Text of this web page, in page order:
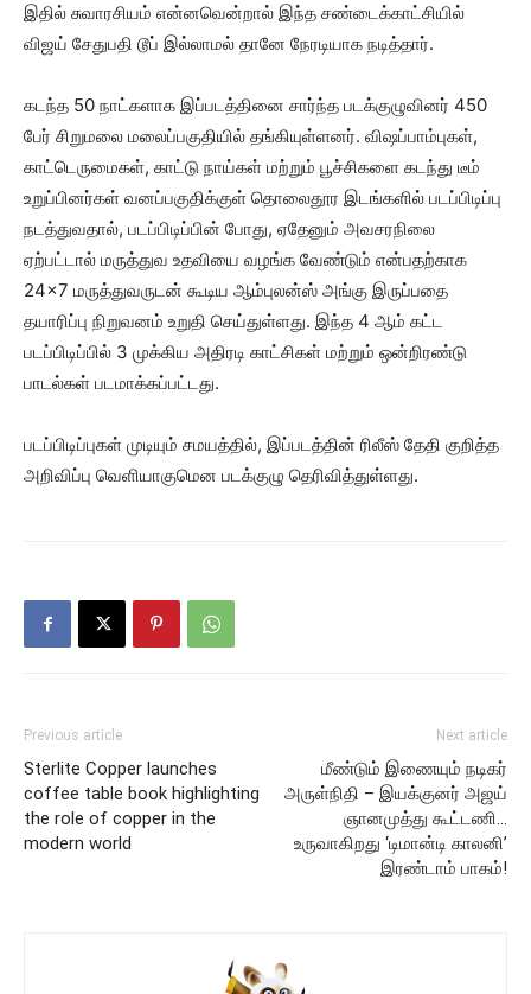
இதில் சுவாரசியம் என்னவென்றால் இந்த சண்டைக்காட்சியில்
விஜய் சேதுபதி டூப் இல்லாமல் தானே நேரடியாக நடித்தார்.
கடந்த 50 நாட்களாக இப்படத்தினை சார்ந்த படக்குழுவினர் 450
பேர் சிறுமலை மலைப்பகுதியில் தங்கியுள்ளனர். விஷப்பாம்புகள்,
காட்டெருமைகள், காட்டு நாய்கள் மற்றும் பூச்சிகளை கடந்து டீம்
உறுப்பினர்கள் வனப்பகுதிக்குள் தொலைதூர இடங்களில் படப்பிடிப்பு
நடத்துவதால், படப்பிடிப்பின் போது, ஏதேனும் அவசரநிலை
ஏற்பட்டால் மருத்துவ உதவியை வழங்க வேண்டும் என்பதற்காக
24×7 மருத்துவருடன் கூடிய ஆம்புலன்ஸ் அங்கு இருப்பதை
தயாரிப்பு நிறுவனம் உறுதி செய்துள்ளது. இந்த 4 ஆம் கட்ட
படப்பிடிப்பில் 3 முக்கிய அதிரடி காட்சிகள் மற்றும் ஒன்றிரண்டு
பாடல்கள் படமாக்கப்பட்டது.
படப்பிடிப்புகள் முடியும் சமயத்தில், இப்படத்தின் ரிலீஸ் தேதி குறித்த
அறிவிப்பு வெளியாகுமென படக்குழு தெரிவித்துள்ளது.
Previous article
Sterlite Copper launches
coffee table book highlighting
the role of copper in the
modern world
Next article
மீண்டும் இணையும் நடிகர்
அருள்நிதி – இயக்குனர் அஜய்
ஞானமுத்து கூட்டணி…
உருவாகிறது ‘டிமான்டி காலனி’
இரண்டாம் பாகம்!